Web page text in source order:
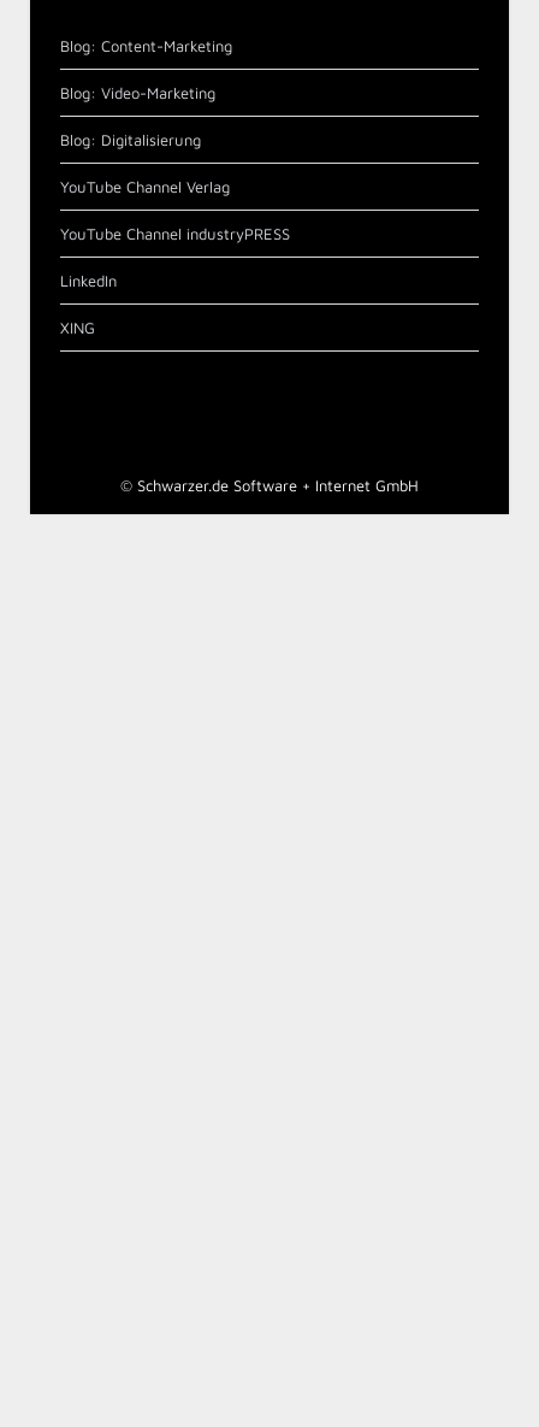
Blog: Content-Marketing
Blog: Video-Marketing
Blog: Digitalisierung
YouTube Channel Verlag
YouTube Channel industryPRESS
LinkedIn
XING
© Schwarzer.de Software + Internet GmbH